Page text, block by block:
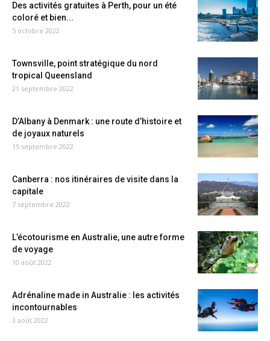
Des activités gratuites à Perth, pour un été
coloré et bien...
5 octobre 2022
Townsville, point stratégique du nord
tropical Queensland
21 septembre 2022
D’Albany à Denmark : une route d’histoire et
de joyaux naturels
15 septembre 2022
Canberra : nos itinéraires de visite dans la
capitale
7 septembre 2022
L’écotourisme en Australie, une autre forme
de voyage
10 août 2022
Adrénaline made in Australie : les activités
incontournables
3 août 2022